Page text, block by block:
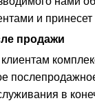
и
продажи
в